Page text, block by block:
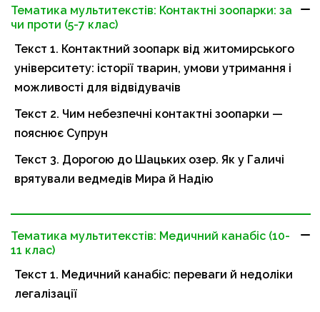
Тематика мультитекстів: Контактні зоопарки: за
чи проти (5-7 клас)
Текст 1. Контактний зоопарк від житомирського
університету: історії тварин, умови утримання і
можливості для відвідувачів
Текст 2. Чим небезпечні контактні зоопарки —
пояснює Супрун
Текст 3. Дорогою до Шацьких озер. Як у Галичі
врятували ведмедів Мира й Надію
Тематика мультитекстів: Медичний канабіс (10-
11 клас)
Текст 1. Медичний канабіс: переваги й недоліки
легалізації